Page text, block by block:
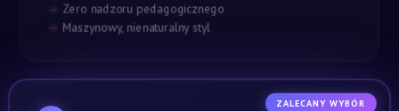
Zero nadzoru pedagogicznego
Maszynowy, nienaturalny styl
ZALECANY WYBÓR